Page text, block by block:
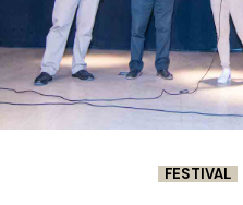
FESTIVAL